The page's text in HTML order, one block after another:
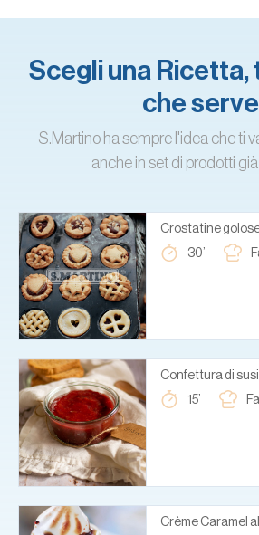
Scegli una Ricetta,
che
S.Martino ha sempre l'idea che ti
anche in set di prodotti
Crostatine
30’
Confettura di
15’
Crème Caramel